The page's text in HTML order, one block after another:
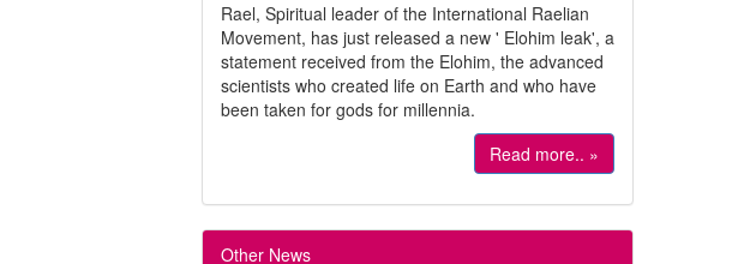
Rael, Spiritual leader of the International Raelian
Movement, has just released a new ' Elohim leak', a
statement received from the Elohim, the advanced
scientists who created life on Earth and who have
been taken for gods for millennia.
Read more.. »
Other News